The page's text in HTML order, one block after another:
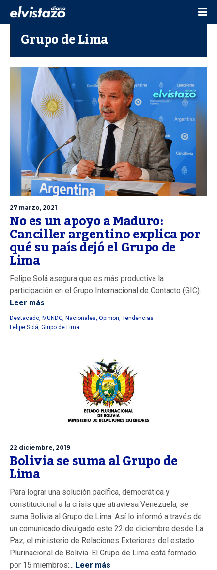
Grupo de Lima
27 marzo, 2021
No es un apoyo a Maduro:
Canciller argentino explica por
qué su país dejó el Grupo de
Lima
Felipe Solá asegura que es más productiva la
participación en el Grupo Internacional de Contacto (GIC).
Leer más
Destacado, MUNDO, Nacionales, Opinion, Tendencias
Felipe Solá, Grupo de Lima
22 diciembre, 2019
Bolivia se suma al Grupo de
Lima
Para lograr una solución pacífica, democrática y
constitucional a la crisis que atraviesa Venezuela, se
suma Bolivia al Grupo de Lima. Así lo informó a través de
un comunicado divulgado este 22 de diciembre desde La
Paz, el ministerio de Relaciones Exteriores del estado
Plurinacional de Bolivia. El Grupo de Lima está formado
por 15 miembros:... Leer más